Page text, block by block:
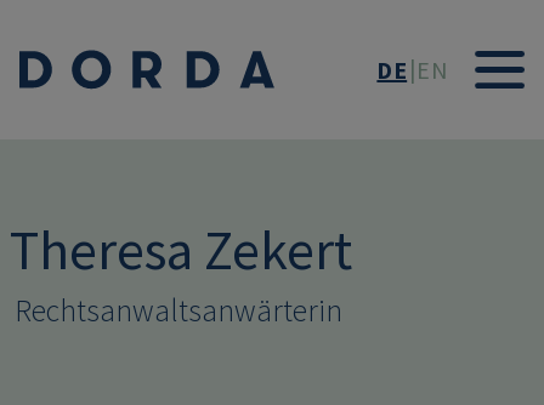
DE EN
Theresa Zekert
Rechtsanwaltsanwärterin